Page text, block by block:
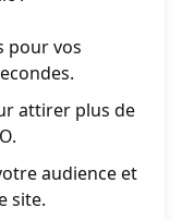
pour vos
attirer plus de
audience et
site.